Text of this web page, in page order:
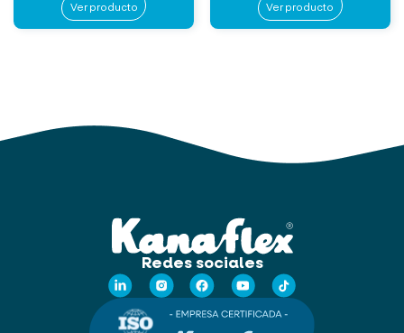
Ver producto Ver producto
Redes sociales